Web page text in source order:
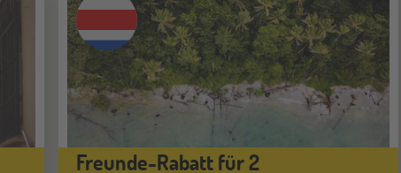
Freunde-Rabatt für 2